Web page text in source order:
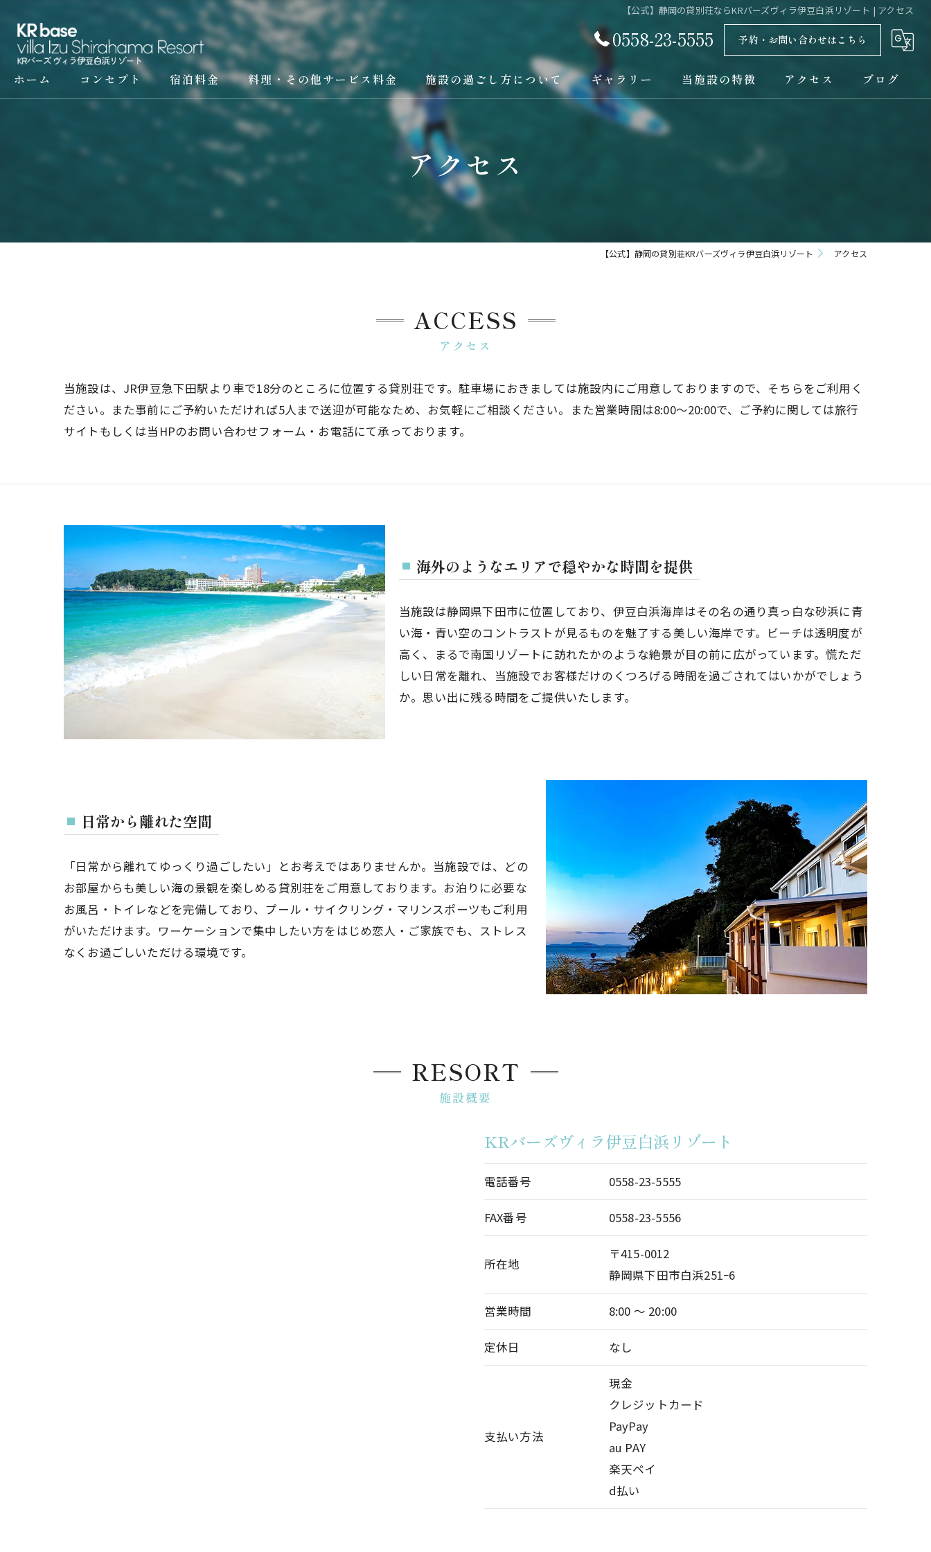
【公式】静岡の貸別荘ならKRバーズヴィラ伊豆白浜リゾート | アクセス
0558-23-5555 予約・お問い合わせはこちら
ホーム コンセプト 宿泊料金 料理・その他サービス料金 施設の過ごし方について ギャラリー 当施設の特徴
バーベキュー
宿泊
アクセス ブログ
アクセス
【公式】静岡の貸別荘KRバーズヴィラ伊豆白浜リゾート アクセス
アクセス
ACCESS
当施設は、JR伊豆急下田駅より車で18分のところに位置する貸別荘です。駐車場におきましては施設内にご用意しておりますので、そちらをご利用く
ださい。また事前にご予約いただければ5人まで送迎が可能なため、お気軽にご相談ください。また営業時間は8:00～20:00で、ご予約に関しては旅行
サイトもしくは当HPのお問い合わせフォーム・お電話にて承っております。
海外のようなエリアで穏やかな時間を提供
当施設は静岡県下田市に位置しており、伊豆白浜海岸はその名の通り真っ白な砂浜に青
い海・青い空のコントラストが見るものを魅了する美しい海岸です。ビーチは透明度が
高く、まるで南国リゾートに訪れたかのような絶景が目の前に広がっています。慌ただ
しい日常を離れ、当施設でお客様だけのくつろげる時間を過ごされてはいかがでしょう
か。思い出に残る時間をご提供いたします。
日常から離れた空間
「日常から離れてゆっくり過ごしたい」とお考えではありませんか。当施設では、どの
お部屋からも美しい海の景観を楽しめる貸別荘をご用意しております。お泊りに必要な
お風呂・トイレなどを完備しており、プール・サイクリング・マリンスポーツもご利用
がいただけます。ワーケーションで集中したい方をはじめ恋人・ご家族でも、ストレス
なくお過ごしいただける環境です。
施設概要
RESORT
KRバーズヴィラ伊豆白浜リゾート
電話番号 0558-23-5555
FAX番号 0558-23-5556
所在地
〒415-0012
静岡県下田市白浜251ｰ6
営業時間 8:00 〜 20:00
定休日 なし
支払い方法
現金
クレジットカード
PayPay
au PAY
楽天ペイ
d払い